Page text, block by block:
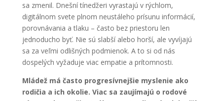
sa zmenil. Dnešní tínedžeri vyrastajú v rýchlom,
digitálnom svete plnom neustáleho prísunu informácií,
porovnávania a tlaku – často bez priestoru len
jednoducho byť. Nie sú slabší alebo horší, ale vyvíjajú
sa za veľmi odlišných podmienok. A to si od nás
dospelých vyžaduje viac empatie a prítomnosti.
Mládež má často progresívnejšie myslenie ako
rodičia a ich okolie. Viac sa zaujímajú o rodové